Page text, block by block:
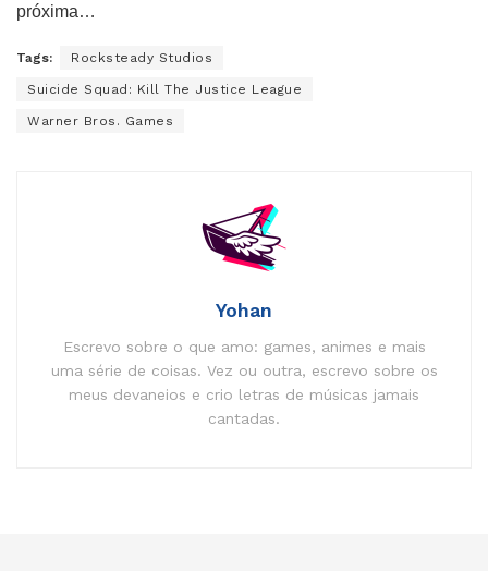
próxima…
Tags: Rocksteady Studios
Suicide Squad: Kill The Justice League
Warner Bros. Games
Yohan
Escrevo sobre o que amo: games, animes e mais
uma série de coisas. Vez ou outra, escrevo sobre os
meus devaneios e crio letras de músicas jamais
cantadas.